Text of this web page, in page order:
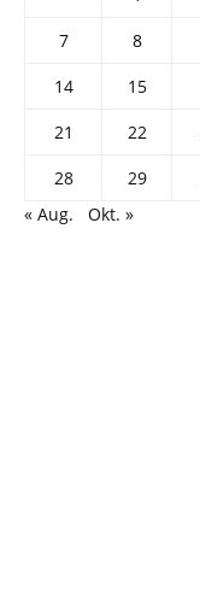
7
8
14
15
21
22
28
29
« Aug.
Okt. »